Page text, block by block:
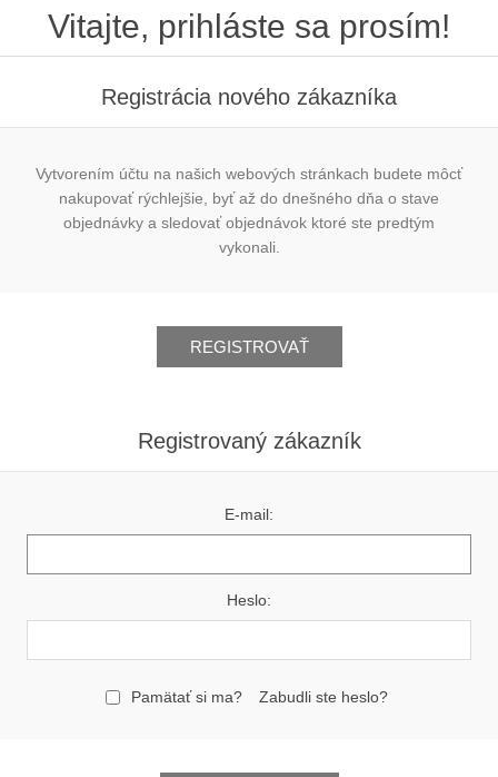
Vitajte, prihláste sa prosím!
Registrácia nového zákazníka
Vytvorením účtu na našich webových stránkach budete môcť
nakupovať rýchlejšie, byť až do dnešného dňa o stave
objednávky a sledovať objednávok ktoré ste predtým
vykonali.
REGISTROVAŤ
Registrovaný zákazník
E-mail:
Heslo:
Pamätať si ma? Zabudli ste heslo?